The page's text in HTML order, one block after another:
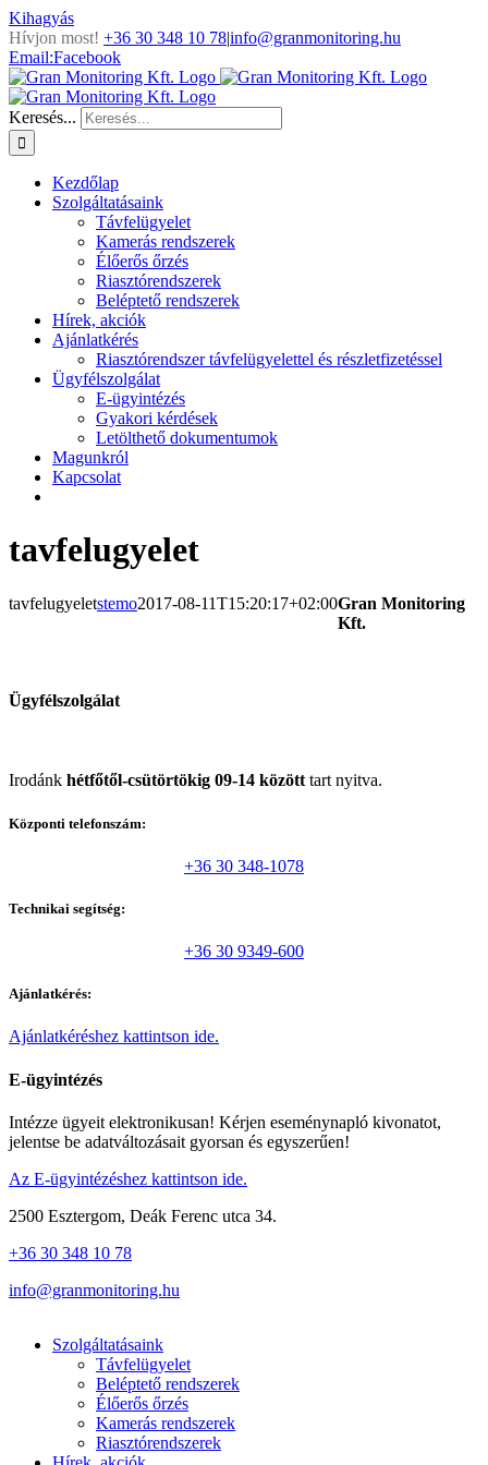
Kihagyás
Hívjon most! +36 30 348 10 78|info@granmonitoring.hu
Email:Facebook
Keresés...
Kezdőlap
Szolgáltatásaink
Távfelügyelet
Kamerás rendszerek
Élőerős őrzés
Riasztórendszerek
Beléptető rendszerek
Hírek, akciók
Ajánlatkérés
Riasztórendszer távfelügyelettel és részletfizetéssel
Ügyfélszolgálat
E-ügyintézés
Gyakori kérdések
Letölthető dokumentumok
Magunkról
Kapcsolat
tavfelugyelet
tavfelugyeletstemo2017-08-11T15:20:17+02:00
Ügyfélszolgálat
Irodánk hétfőtől-csütörtökig 09-14 közötttart nyitva.
Központi telefonszám:
+36 30 348-1078
Technikai segítség:
+36 30 9349-600
Ajánlatkérés:
Ajánlatkéréshez kattintson ide.
E-ügyintézés
Intézze ügyeit elektronikusan! Kérjen eseménynapló kivonatot,
jelentse be adatváltozásait gyorsan és egyszerűen!
Az E-ügyintézéshez kattintson ide.
Gran Monitoring
Kft.
2500 Esztergom, Deák Ferenc utca 34.
+36 30 348 10 78
info@granmonitoring.hu
Szolgáltatásaink
Távfelügyelet
Beléptető rendszerek
Élőerős őrzés
Kamerás rendszerek
Riasztórendszerek